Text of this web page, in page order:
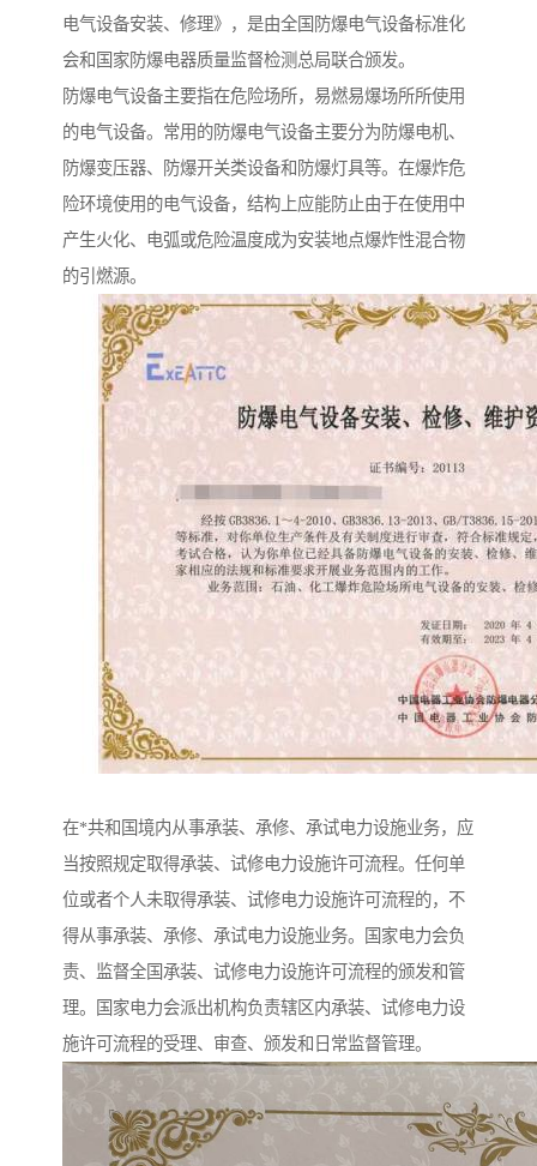
电气设备安装、修理》，是由全国防爆电气设备标准化
会和国家防爆电器质量监督检测总局联合颁发。
防爆电气设备主要指在危险场所，易燃易爆场所所使用
的电气设备。常用的防爆电气设备主要分为防爆电机、
防爆变压器、防爆开关类设备和防爆灯具等。在爆炸危
险环境使用的电气设备，结构上应能防止由于在使用中
产生火化、电弧或危险温度成为安装地点爆炸性混合物
的引燃源。
在*共和国境内从事承装、承修、承试电力设施业务，应
当按照规定取得承装、试修电力设施许可流程。任何单
位或者个人未取得承装、试修电力设施许可流程的，不
得从事承装、承修、承试电力设施业务。国家电力会负
责、监督全国承装、试修电力设施许可流程的颁发和管
理。国家电力会派出机构负责辖区内承装、试修电力设
施许可流程的受理、审查、颁发和日常监督管理。